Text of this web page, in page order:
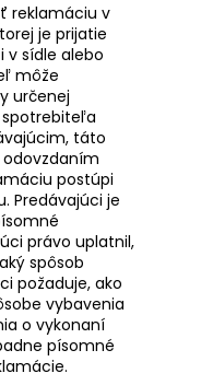
reklamáciu v
je prijatie
v sídle alebo
môže
určenej
táto
postúpi
Predávajúci je
právo uplatnil,
spôsob
požaduje, ako
vybavenia
o vykonaní
písomné